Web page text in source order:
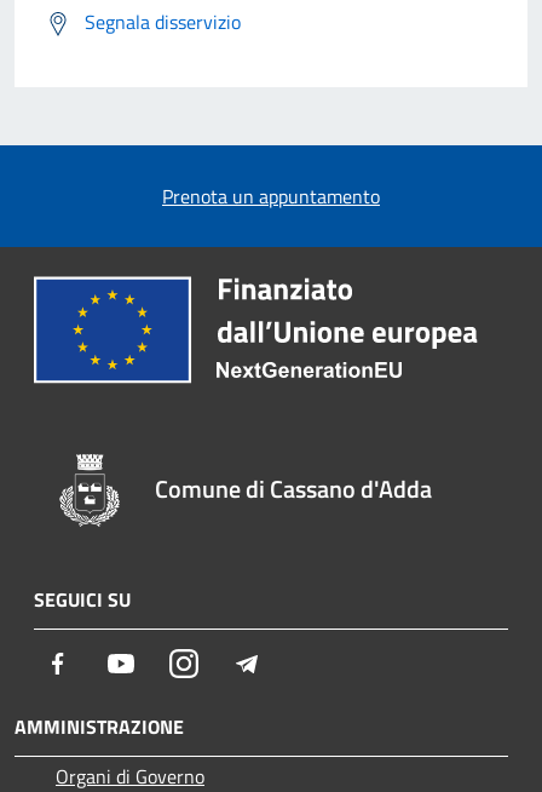
Segnala disservizio
Prenota un appuntamento
Comune di Cassano d'Adda
SEGUICI SU
Facebook YoutubeInstagram
AMMINISTRAZIONE
Organi di Governo